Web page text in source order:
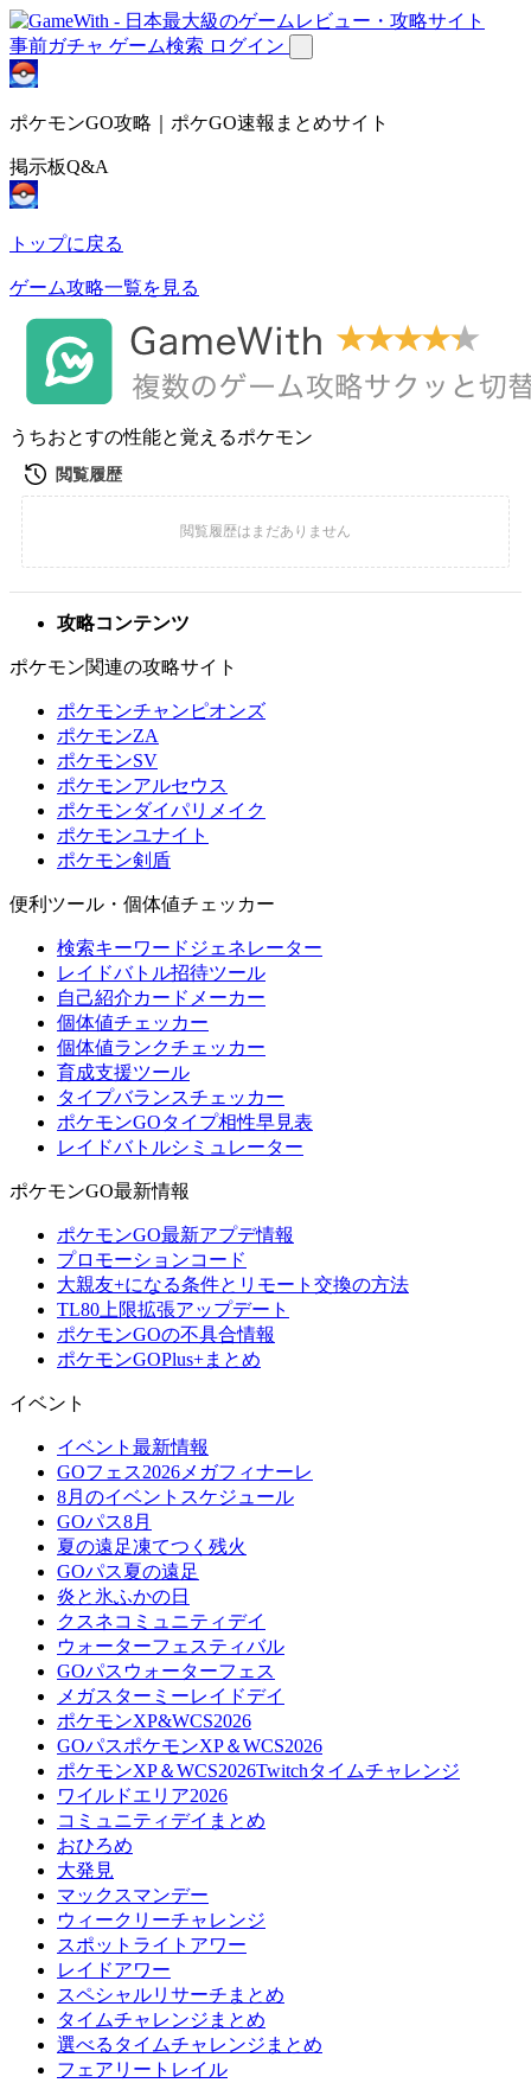
事前ガチャ ゲーム検索 ログイン
ポケモンGO攻略｜ポケGO速報まとめサイト
掲示板Q&A
トップに戻る
ゲーム攻略一覧を見る
うちおとすの性能と覚えるポケモン
攻略コンテンツ
ポケモン関連の攻略サイト
ポケモンチャンピオンズ
ポケモンZA
ポケモンSV
ポケモンアルセウス
ポケモンダイパリメイク
ポケモンユナイト
ポケモン剣盾
便利ツール・個体値チェッカー
検索キーワードジェネレーター
レイドバトル招待ツール
自己紹介カードメーカー
個体値チェッカー
個体値ランクチェッカー
育成支援ツール
タイプバランスチェッカー
ポケモンGOタイプ相性早見表
レイドバトルシミュレーター
ポケモンGO最新情報
ポケモンGO最新アプデ情報
プロモーションコード
大親友+になる条件とリモート交換の方法
TL80上限拡張アップデート
ポケモンGOの不具合情報
ポケモンGOPlus+まとめ
イベント
イベント最新情報
GOフェス2026メガフィナーレ
8月のイベントスケジュール
GOパス8月
夏の遠足凍てつく残火
GOパス夏の遠足
炎と氷ふかの日
クスネコミュニティデイ
ウォーターフェスティバル
GOパスウォーターフェス
メガスターミーレイドデイ
ポケモンXP&WCS2026
GOパスポケモンXP＆WCS2026
ポケモンXP＆WCS2026Twitchタイムチャレンジ
ワイルドエリア2026
コミュニティデイまとめ
おひろめ
大発見
マックスマンデー
ウィークリーチャレンジ
スポットライトアワー
レイドアワー
スペシャルリサーチまとめ
タイムチャレンジまとめ
選べるタイムチャレンジまとめ
フェアリートレイル